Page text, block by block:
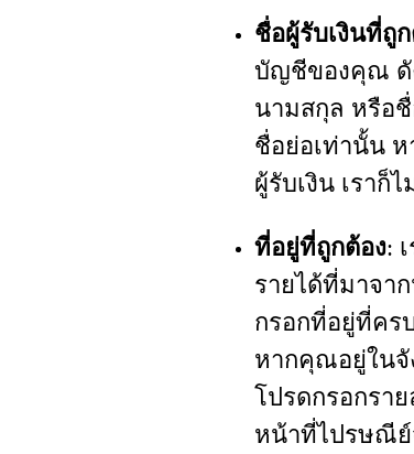
ชื่อผู้รับเงินที่ถู
บัญชีของคุณ ดั
นามสกุล หรือ
ชื่อย่อเท่านั้น
ผู้รับเงิน เราก็
ที่อยู่ที่ถูกต้อง:
รายได้ที่มาจา
กรอกที่อยู่ที่ค
หากคุณอยู่ในจั
โปรดกรอกรา
หน้าที่ไปรษณีย์